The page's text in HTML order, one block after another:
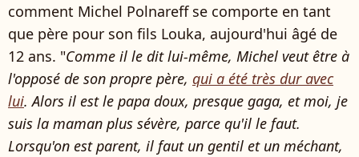
comment Michel Polnareff se comporte en tant
que père pour son fils Louka, aujourd'hui âgé de
12 ans. "Comme il le dit lui-même, Michel veut être à
l'opposé de son propre père, qui a été très dur avec
lui. Alors il est le papa doux, presque gaga, et moi, je
suis la maman plus sévère, parce qu'il le faut.
Lorsqu'on est parent, il faut un gentil et un méchant,